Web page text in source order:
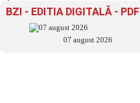
BZI - EDITIA DIGITALĂ - PDF
07 august 2026